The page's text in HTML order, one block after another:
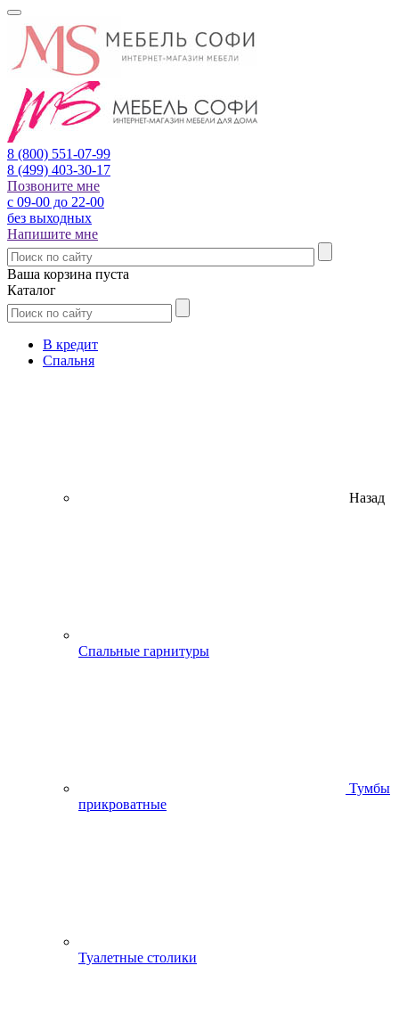
8 (800) 551-07-99
8 (499) 403-30-17
Позвоните мне
с 09-00 до 22-00
без выходных
Напишите мне
Ваша корзина пуста
Каталог
В кредит
Спальня
Назад
Спальные гарнитуры
Тумбы
прикроватные
Туалетные столики